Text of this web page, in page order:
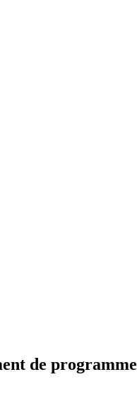
de programme